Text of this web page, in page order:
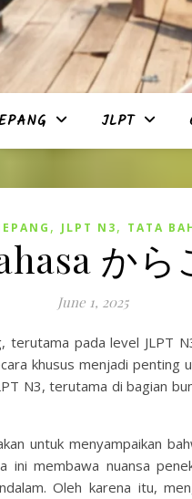
JLPT
, JLPT N3, TATA
か
June 1, 2025
terutama pada level JLPT
khusus menjadi penting
N3, terutama di bagian
untuk menyampaikan
ini membawa nuansa
Oleh karena itu,